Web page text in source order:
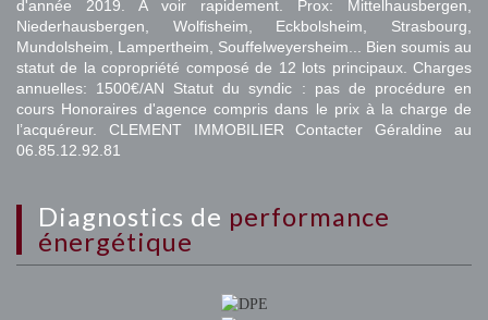
d'année 2019. A voir rapidement. Prox: Mittelhausbergen,
Niederhausbergen, Wolfisheim, Eckbolsheim, Strasbourg,
Mundolsheim, Lampertheim, Souffelweyersheim... Bien soumis au
statut de la copropriété composé de 12 lots principaux. Charges
annuelles: 1500€/AN Statut du syndic : pas de procédure en
cours Honoraires d'agence compris dans le prix à la charge de
l’acquéreur. CLEMENT IMMOBILIER Contacter Géraldine au
06.85.12.92.81
diagnostics de performance
énergétique